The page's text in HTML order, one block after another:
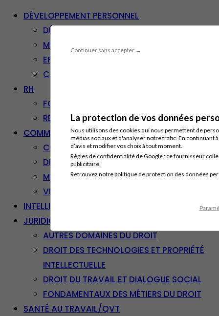
Continuer sans accepter →
La protection de vos données
Nous utilisons des cookies qui nous permettent de
médias sociaux et d'analyser notre trafic. En continuant
d’avis et modifier vos choix à tout moment.
Règles de confidentialité de Google: ce fournisseur
publicitaire.
Retrouvez notre politique de protection des données
DÉVELOPPEMENT PERSONNEL
DÉVELOPPEMENT PERSONNEL
MANAGEMENT
EFFICACITÉ PROFESSIONNELLE
CARRIÈRE & RECONVERSION
RH
FORMATION PROFESSIONNELLE
RESSOURCES HUMAINES
COMMUNICATION/DIGITAL
COMMUNICATION
DIGITAL
MARKETING
VENTE – RELATION CLIENT
INTELLIGENCE ARTIFICIELLE
JURIDIQUE
AUTRES DOMAINES DU DROIT
DROIT DES TECHNOLOGIES ET PROPRIÉTÉ
INTELLECTUELLE
DROIT DU TRAVAIL ET DIALOGUE SOCIAL
FONDAMENTAUX DES MÉTIERS DU DROIT
SANTÉ AU TRAVAIL/QVT